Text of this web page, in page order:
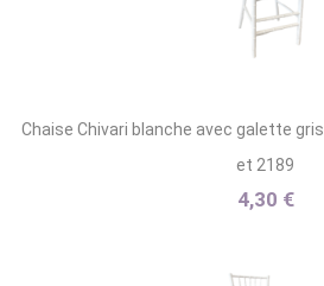
Chaise Chivari blanche avec galette
et 2189
4,30 €